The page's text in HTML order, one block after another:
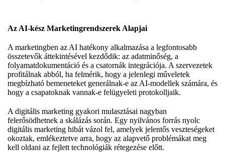
Az AI-kész Marketingrendszerek Alapjai
A marketingben az AI hatékony alkalmazása a legfontosabb
összetevők áttekintésével kezdődik: az adatminőség, a
folyamatdokumentáció és a csatornák integrációja. A szervezetek
profitálnak abból, ha felmérik, hogy a jelenlegi műveletek
megbízható bemeneteket generálnak-e az AI-modellek számára, és
hogy a csapatoknak vannak-e felügyeleti protokolljaik.
A digitális marketing gyakori mulasztásai nagyban
felerősödhetnek a skálázás során. Egy nyilvános forrás nyolc
digitális marketing hibát vázol fel, amelyek jelentős veszteségeket
okoztak, emlékeztetve arra, hogy az alapvető problémákat meg
kell oldani az fejlett technológiák rétegezése előtt.